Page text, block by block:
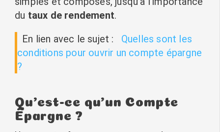
du taux de rendement.
En lien avec le sujet :
Quelles sont les
conditions pour ouvrir un compte épargne
?
Qu’est-ce qu’un Compte
Épargne ?